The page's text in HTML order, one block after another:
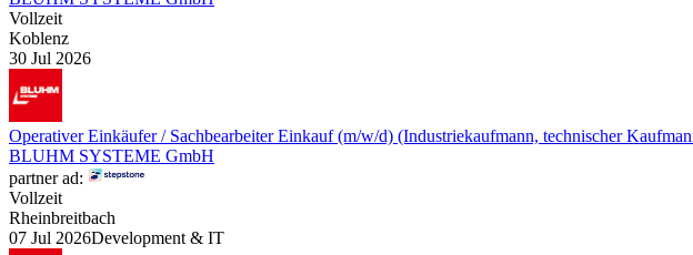
Vollzeit
Koblenz
30 Jul 2026
Operativer Einkäufer / Sachbearbeiter Einkauf (m/w/d) (Industriekaufmann, technischer
BLUHM SYSTEME GmbH
partner ad:
Vollzeit
Rheinbreitbach
07 Jul 2026Development & IT